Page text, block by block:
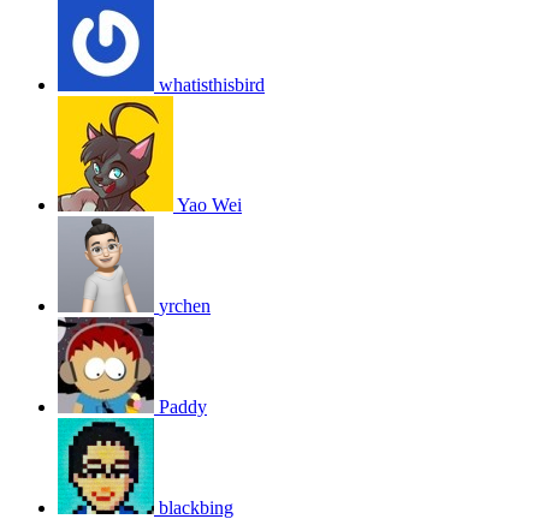
whatisthisbird
Yao Wei
yrchen
Paddy
blackbing